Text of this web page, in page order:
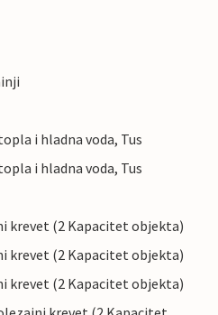
i hladna voda, Tus
i hladna voda, Tus
krevet (2 Kapacitet objekta)
krevet (2 Kapacitet objekta)
krevet (2 Kapacitet objekta)